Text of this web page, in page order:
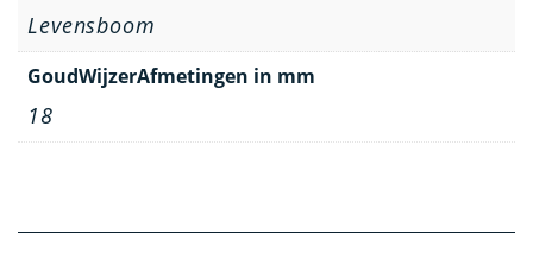
Levensboom
GoudWijzerAfmetingen in mm
18